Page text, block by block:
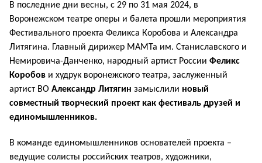
В последние дни весны, с 29 по 31 мая 2024, в
Воронежском театре оперы и балета прошли мероприятия
Фестивального проекта Феликса Коробова и Александра
Литягина. Главный дирижер МАМТа им. Станиславского и
Немировича-Данченко, народный артист России Феликс
Коробов и худрук воронежского театра, заслуженный
артист ВО Александр Литягин замыслили новый
совместный творческий проект как фестиваль друзей и
единомышленников.
В команде единомышленников основателей проекта –
ведущие солисты российских театров, художники,